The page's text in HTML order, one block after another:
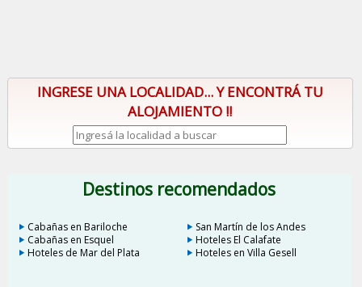
INGRESE UNA LOCALIDAD... Y ENCONTRÁ TU
ALOJAMIENTO !!
Destinos recomendados
Cabañas en Bariloche
San Martín de los Andes
Cabañas en Esquel
Hoteles El Calafate
Hoteles de Mar del Plata
Hoteles en Villa Gesell